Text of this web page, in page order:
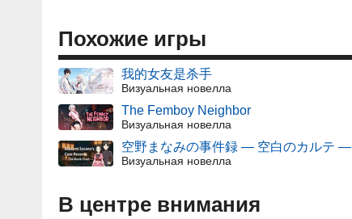
Похожие игры
我的女友是杀手
Визуальная новелла
The Femboy Neighbor
Визуальная новелла
空野まなみの事件録 ― 空白のカルテ ―
Визуальная новелла
В центре внимания